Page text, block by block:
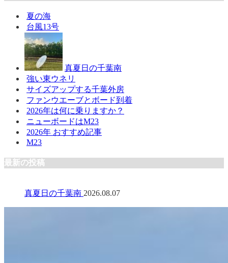
夏の海
台風13号
真夏日の千葉南
強い東ウネリ
サイズアップする千葉外房
ファンウエーブとボード到着
2026年は何に乗りますか？
ニューボードはM23
2026年 おすすめ記事
M23
最新の投稿
真夏日の千葉南 2026.08.07